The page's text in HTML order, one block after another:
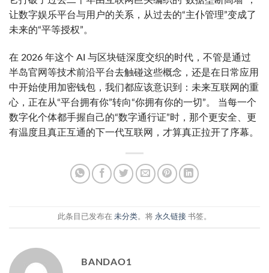
让数字娱乐平台与用户的关系，从过去的“主仆管理”变成了
未来的“平等授权”。
在 2026 年这个 AI 与区块链深度交织的时代，不管是通过
半岛官网等技术前沿平台去触碰这些概念，还是在日常应用
中开始使用加密钱包，我们都应该意识到：未来互联网的重
心，正在从“平台拥有你”转向“你拥有你的一切”。 当每一个
数字化个体都手握自己的“数字通行证”时，那个更安全、更
有温度且真正互通的下一代互联网，才算真正拉开了序幕。
此条目已发布在 未分类。将 永久链接 书签。
BANDAO1